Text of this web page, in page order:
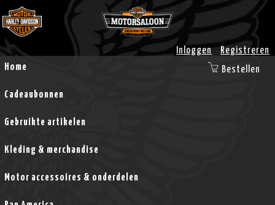
Inloggen
Registreren
Home
Cadeaubonnen
Gebruikte artikelen
Kleding & merchandise
Motor accessoires & onderdelen
Bestellen